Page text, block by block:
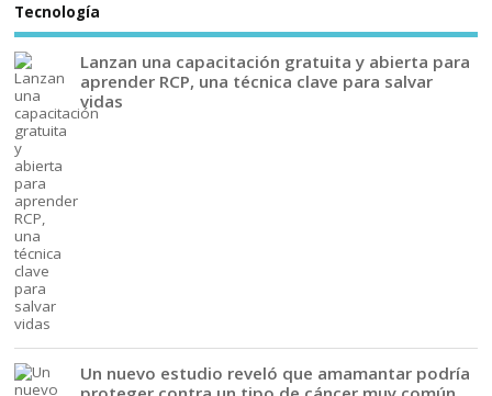
Tecnología
Lanzan una capacitación gratuita y abierta para
aprender RCP, una técnica clave para salvar
vidas
Un nuevo estudio reveló que amamantar podría